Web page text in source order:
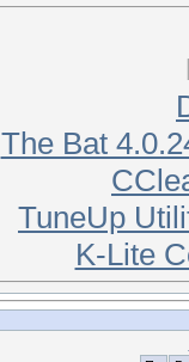
The Bat
TuneUp
K-Lite